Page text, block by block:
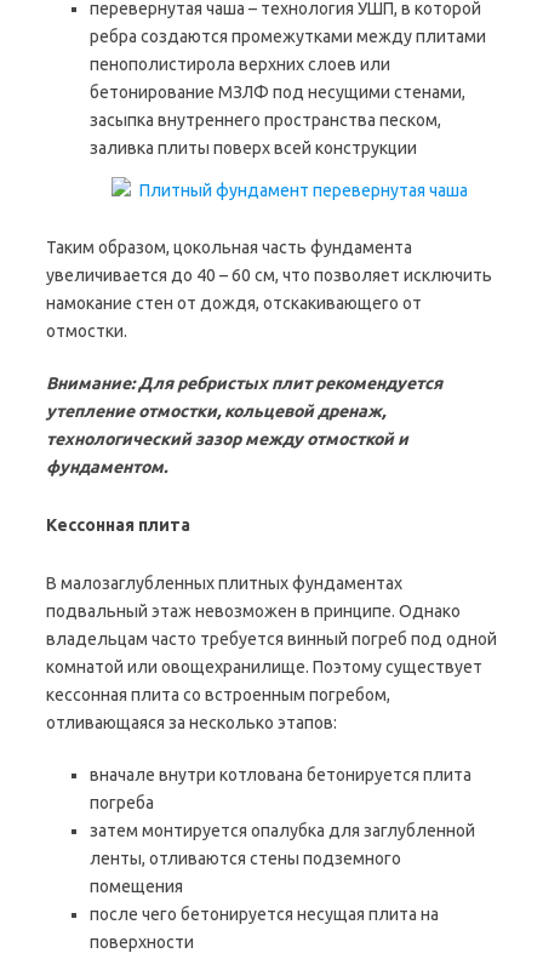
перевернутая чаша – технология УШП, в которой
ребра создаются промежутками между плитами
пенополистирола верхних слоев или
бетонирование МЗЛФ под несущими стенами,
засыпка внутреннего пространства песком,
заливка плиты поверх всей конструкции
Таким образом, цокольная часть фундамента
увеличивается до 40 – 60 см, что позволяет исключить
намокание стен от дождя, отскакивающего от
отмостки.
Внимание: Для ребристых плит рекомендуется
утепление отмостки, кольцевой дренаж,
технологический зазор между отмосткой и
фундаментом.
Кессонная плита
В малозаглубленных плитных фундаментах
подвальный этаж невозможен в принципе. Однако
владельцам часто требуется винный погреб под одной
комнатой или овощехранилище. Поэтому существует
кессонная плита со встроенным погребом,
отливающаяся за несколько этапов:
вначале внутри котлована бетонируется плита
погреба
затем монтируется опалубка для заглубленной
ленты, отливаются стены подземного
помещения
после чего бетонируется несущая плита на
поверхности